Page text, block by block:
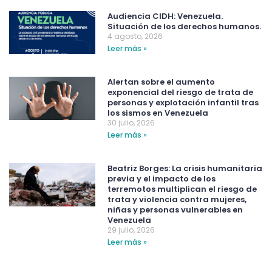
Audiencia CIDH: Venezuela.
Situación de los derechos humanos.
4 agosto, 2026
Leer más »
Alertan sobre el aumento
exponencial del riesgo de trata de
personas y explotación infantil tras
los sismos en Venezuela
30 julio, 2026
Leer más »
Beatriz Borges: La crisis humanitaria
previa y el impacto de los
terremotos multiplican el riesgo de
trata y violencia contra mujeres,
niñas y personas vulnerables en
Venezuela
29 julio, 2026
Leer más »